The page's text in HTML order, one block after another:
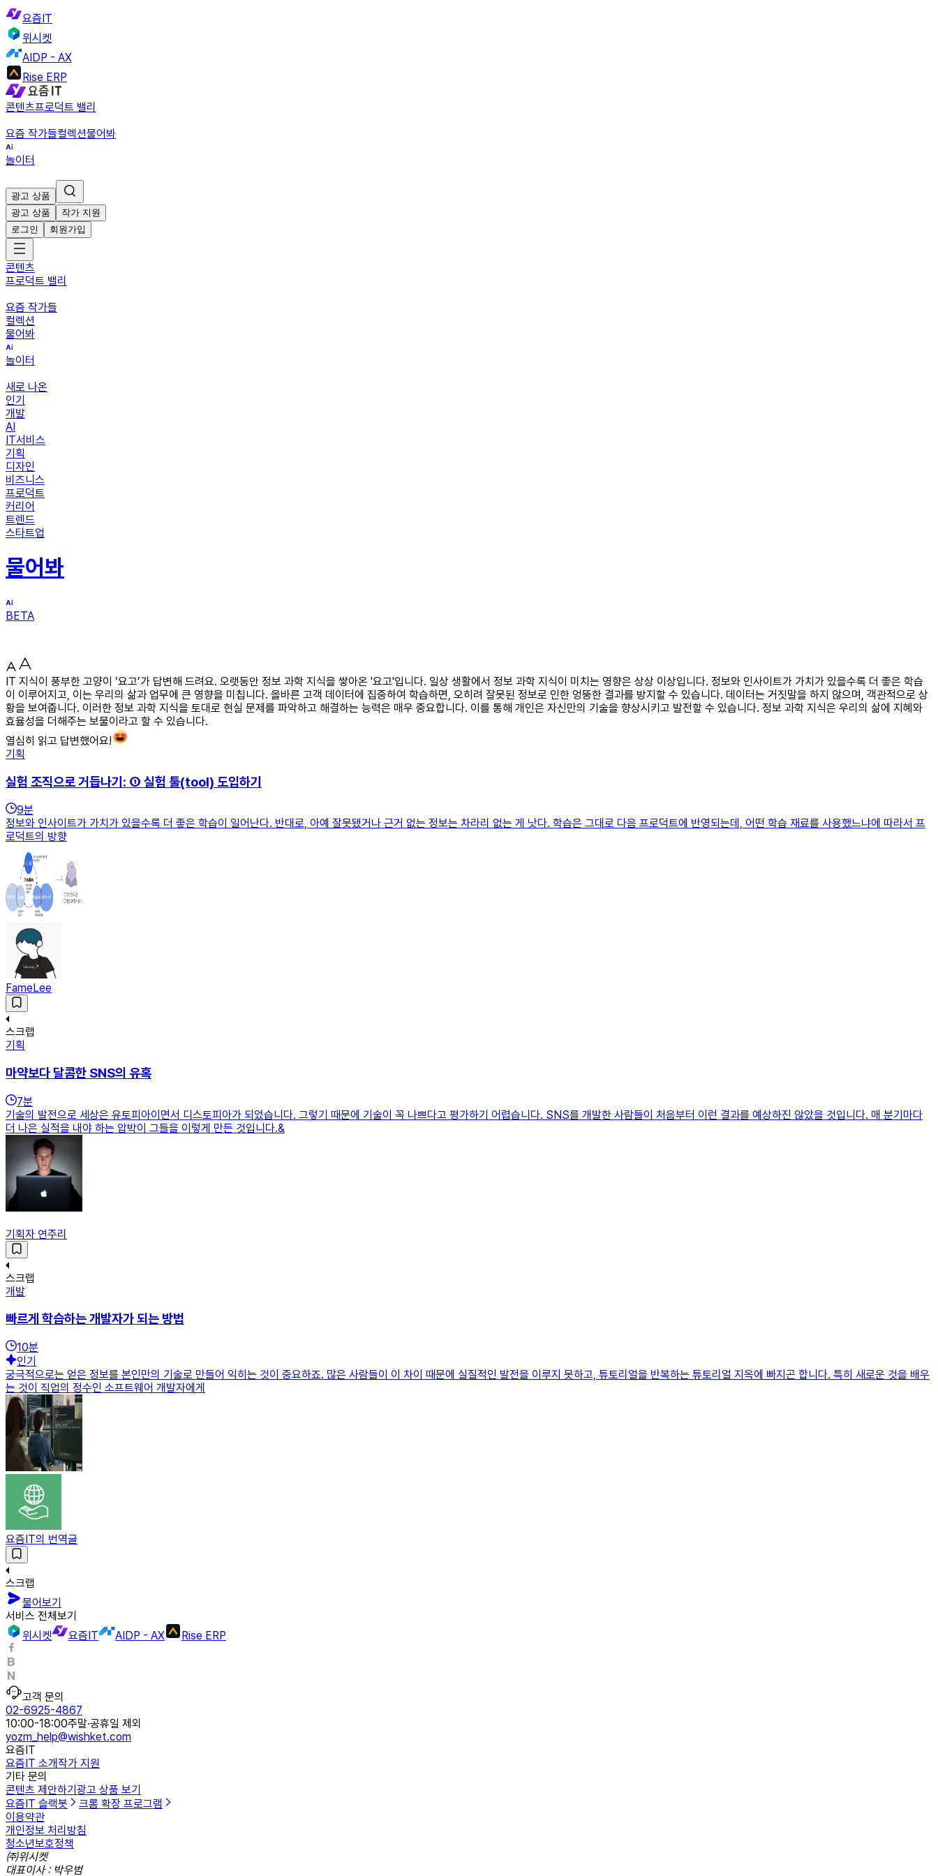
요즘IT
위시켓
AIDP - AX
Rise ERP
콘텐츠프로덕트 밸리
요즘 작가들컬렉션물어봐
놀이터
광고 상품
광고 상품
작가 지원
로그인
회원가입
콘텐츠
프로덕트 밸리
요즘 작가들
컬렉션
물어봐
놀이터
새로 나온
인기
개발
AI
IT서비스
기획
디자인
비즈니스
프로덕트
커리어
트렌드
스타트업
물어봐
BETA
IT 지식이 풍부한 고양이 ‘요고’가 답변해 드려요. 오랫동안 정보 과학 지식을 쌓아온 '요고'입니다. 일상 생활에서 정보 과학 지식이 미치는 영향은 상상 이상입니다. 정보와 인사이트가 가치가 있을수록 더 좋은 학습
이 이루어지고, 이는 우리의 삶과 업무에 큰 영향을 미칩니다. 올바른 고객 데이터에 집중하여 학습하면, 오히려 잘못된 정보로 인한 엉뚱한 결과를 방지할 수 있습니다. 데이터는 거짓말을 하지 않으며, 객관적으로 상
황을 보여줍니다. 이러한 정보 과학 지식을 토대로 현실 문제를 파악하고 해결하는 능력은 매우 중요합니다. 이를 통해 개인은 자신만의 기술을 향상시키고 발전할 수 있습니다. 정보 과학 지식은 우리의 삶에 지혜와
효율성을 더해주는 보물이라고 할 수 있습니다.
열심히 읽고 답변했어요!
기획
실험 조직으로 거듭나기: ① 실험 툴(tool) 도입하기
9분
정보와 인사이트가 가치가 있을수록 더 좋은 학습이 일어난다. 반대로, 아예 잘못됐거나 근거 없는 정보는 차라리 없는 게 낫다. 학습은 그대로 다음 프로덕트에 반영되는데, 어떤 학습 재료를 사용했느냐에 따라서 프
로덕트의 방향
FameLee
스크랩
기획
마약보다 달콤한 SNS의 유혹
7분
기술의 발전으로 세상은 유토피아이면서 디스토피아가 되었습니다. 그렇기 때문에 기술이 꼭 나쁘다고 평가하기 어렵습니다. SNS를 개발한 사람들이 처음부터 이런 결과를 예상하진 않았을 것입니다. 매 분기마다
더 나은 실적을 내야 하는 압박이 그들을 이렇게 만든 것입니다.&
기획자 연주리
스크랩
개발
빠르게 학습하는 개발자가 되는 방법
10분
인기
궁극적으로는 얻은 정보를 본인만의 기술로 만들어 익히는 것이 중요하죠. 많은 사람들이 이 차이 때문에 실질적인 발전을 이루지 못하고, 튜토리얼을 반복하는 튜토리얼 지옥에 빠지곤 합니다. 특히 새로운 것을 배우
는 것이 직업의 정수인 소프트웨어 개발자에게
요즘IT의 번역글
스크랩
물어보기
서비스 전체보기
위시켓
요즘IT AIDP - AX Rise ERP
고객 문의
02-6925-4867
10:00-18:00주말·공휴일 제외
yozm_help@wishket.com
요즘IT
요즘IT 소개작가 지원
기타 문의
콘텐츠 제안하기 광고 상품 보기
요즘IT 슬랙봇
크롬 확장 프로그램
이용약관
개인정보 처리방침
청소년보호정책
㈜위시켓
대표이사 : 박우범